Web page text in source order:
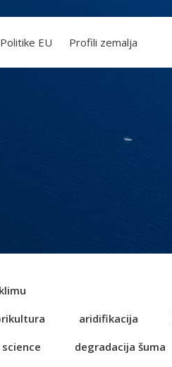
Politike EU Profili zemalja
aridifikacija
degradacija šuma